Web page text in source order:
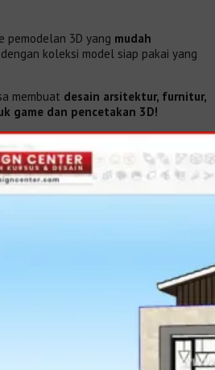
pemodelan 3D yang mudah
koleksi model siap pakai yang
membuat desain arsitektur, furnitur,
game dan pencetakan 3D!